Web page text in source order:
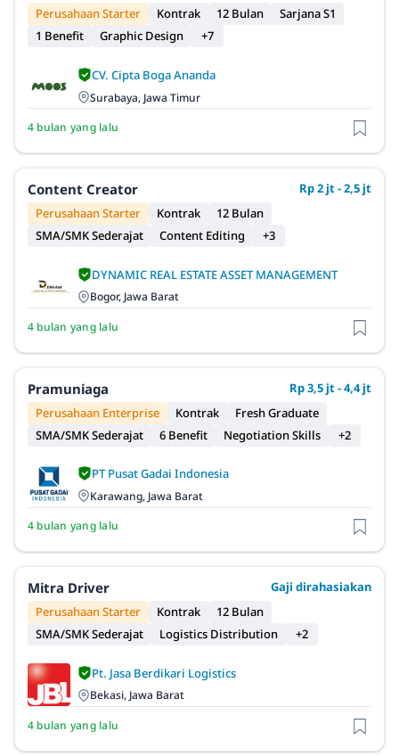
Perusahaan Starter
Kontrak 12 Bulan
Sarjana S1
1 Benefit
Graphic Design +7
CV. Cipta Boga Ananda
Surabaya, Jawa Timur
4 bulan yang lalu
Content Creator
Rp 2 jt - 2,5 jt
Perusahaan Starter
Kontrak
12 Bulan
SMA/SMK Sederajat
Content Editing +3
DYNAMIC REAL ESTATE ASSET MANAGEMENT
Bogor, Jawa Barat
4 bulan yang lalu
Pramuniaga
Rp 3,5 jt - 4,4 jt
Perusahaan Enterprise
Kontrak
Fresh Graduate
SMA/SMK Sederajat
6 Benefit Negotiation Skills +2
PT Pusat Gadai Indonesia
Karawang, Jawa Barat
4 bulan yang lalu
Mitra Driver
Gaji dirahasiakan
Perusahaan Starter
Kontrak
12 Bulan
SMA/SMK Sederajat
Logistics Distribution +2
Pt. Jasa Berdikari Logistics
Bekasi, Jawa Barat
4 bulan yang lalu